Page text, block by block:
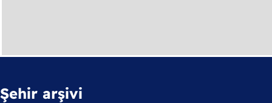
Şehir arşivi